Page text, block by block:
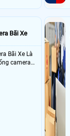
Bãi Xe
Bãi Xe Là
camera